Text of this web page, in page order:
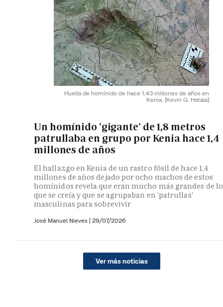
Huella de homínido de hace 1,43 millones de años en
Kenia. (Kevin G. Hatala)
Un homínido 'gigante' de 1,8 metros
patrullaba en grupo por Kenia hace 1,4
millones de años
El hallazgo en Kenia de un rastro fósil de hace 1,4
millones de años dejado por ocho machos de estos
homínidos revela que eran mucho más grandes de lo
que se creía y que se agrupaban en 'patrullas'
masculinas para sobrevivir
José Manuel Nieves | 29/07/2026
Ver más noticias